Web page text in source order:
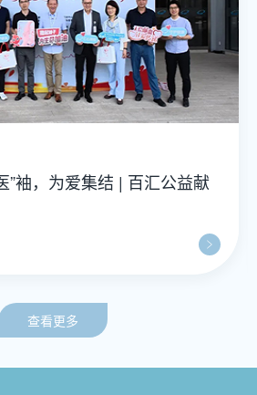
”袖，为爱集结 | 百汇公益献
查看更多